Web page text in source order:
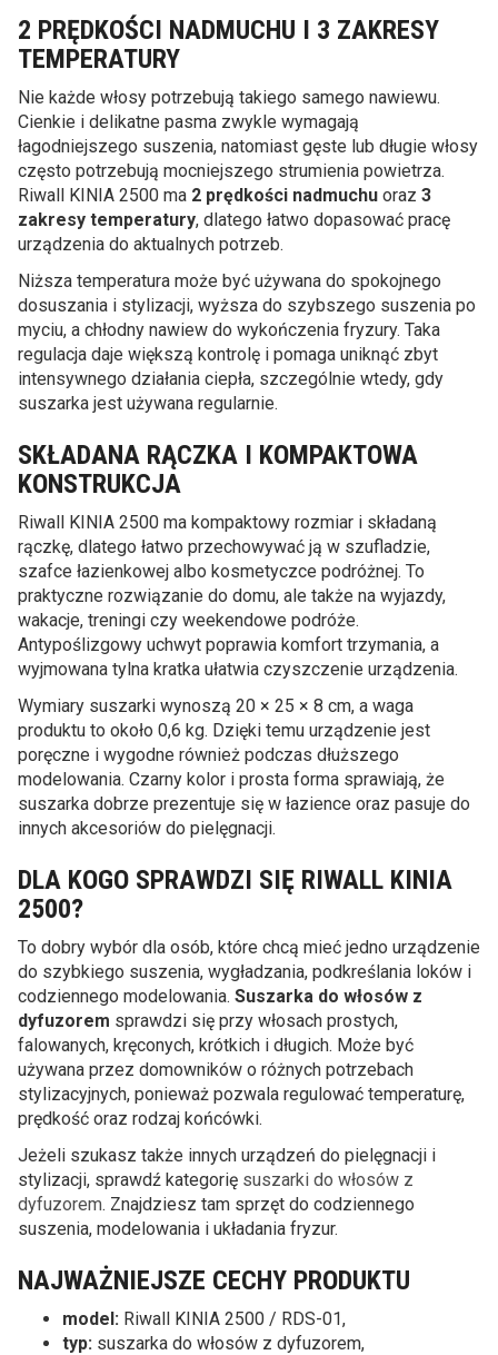
2 PRĘDKOŚCI NADMUCHU I 3 ZAKRESY
TEMPERATURY
Nie każde włosy potrzebują takiego samego nawiewu.
Cienkie i delikatne pasma zwykle wymagają
łagodniejszego suszenia, natomiast gęste lub długie włosy
często potrzebują mocniejszego strumienia powietrza.
Riwall KINIA 2500 ma 2 prędkości nadmuchu oraz 3
zakresy temperatury, dlatego łatwo dopasować pracę
urządzenia do aktualnych potrzeb.
Niższa temperatura może być używana do spokojnego
dosuszania i stylizacji, wyższa do szybszego suszenia po
myciu, a chłodny nawiew do wykończenia fryzury. Taka
regulacja daje większą kontrolę i pomaga uniknąć zbyt
intensywnego działania ciepła, szczególnie wtedy, gdy
suszarka jest używana regularnie.
SKŁADANA RĄCZKA I KOMPAKTOWA
KONSTRUKCJA
Riwall KINIA 2500 ma kompaktowy rozmiar i składaną
rączkę, dlatego łatwo przechowywać ją w szufladzie,
szafce łazienkowej albo kosmetyczce podróżnej. To
praktyczne rozwiązanie do domu, ale także na wyjazdy,
wakacje, treningi czy weekendowe podróże.
Antypoślizgowy uchwyt poprawia komfort trzymania, a
wyjmowana tylna kratka ułatwia czyszczenie urządzenia.
Wymiary suszarki wynoszą 20 × 25 × 8 cm, a waga
produktu to około 0,6 kg. Dzięki temu urządzenie jest
poręczne i wygodne również podczas dłuższego
modelowania. Czarny kolor i prosta forma sprawiają, że
suszarka dobrze prezentuje się w łazience oraz pasuje do
innych akcesoriów do pielęgnacji.
DLA KOGO SPRAWDZI SIĘ RIWALL KINIA
2500?
To dobry wybór dla osób, które chcą mieć jedno urządzenie
do szybkiego suszenia, wygładzania, podkreślania loków i
codziennego modelowania. Suszarka do włosów z
dyfuzorem sprawdzi się przy włosach prostych,
falowanych, kręconych, krótkich i długich. Może być
używana przez domowników o różnych potrzebach
stylizacyjnych, ponieważ pozwala regulować temperaturę,
prędkość oraz rodzaj końcówki.
Jeżeli szukasz także innych urządzeń do pielęgnacji i
stylizacji, sprawdź kategorię suszarki do włosów z
dyfuzorem. Znajdziesz tam sprzęt do codziennego
suszenia, modelowania i układania fryzur.
NAJWAŻNIEJSZE CECHY PRODUKTU
model: Riwall KINIA 2500 / RDS-01,
typ: suszarka do włosów z dyfuzorem,